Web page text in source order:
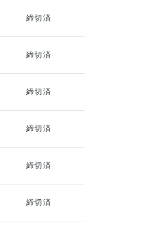
締切済
締切済
締切済
締切済
締切済
締切済